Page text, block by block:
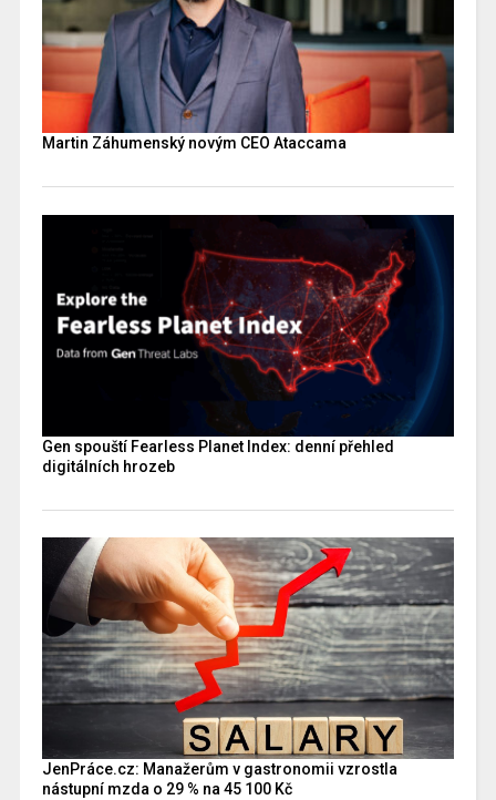
Martin Záhumenský novým CEO Ataccama
Gen spouští Fearless Planet Index: denní přehled
digitálních hrozeb
JenPráce.cz: Manažerům v gastronomii vzrostla
nástupní mzda o 29 % na 45 100 Kč